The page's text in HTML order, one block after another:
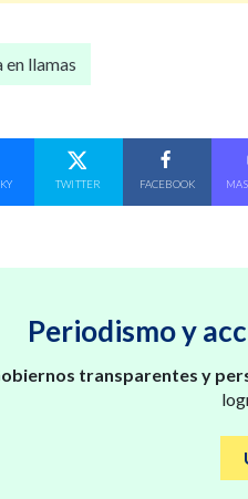
en llamas
COMPARTE EN COMPARTE EN
TWITTER
COMPARTE
FACEBOOK
Periodismo y
transparentes y